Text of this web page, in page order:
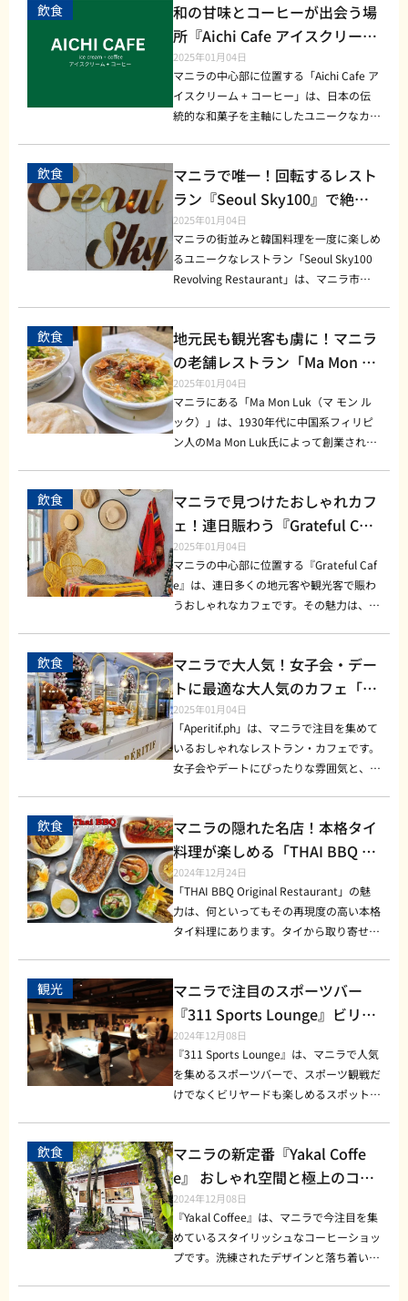
飲食
和の甘味とコーヒーが出会う場
所『Aichi Cafe アイスクリーム
+ コーヒー』マニラで話題の人
気店
2025年01月04日
マニラの中心部に位置する「Aichi Cafe ア
イスクリーム + コーヒー」は、日本の伝
統的な和菓子を主軸にしたユニークなカフ
元住民や観光客から注目を集めています。
「和菓子は特別なもの」という固定概念を
覆し、日常的に楽しめる形で提供している
点が、Aichi Cafeの最大の魅力です。 注目
の和菓子メニューとおすすめポイント Aic
hi Cafeでは、さまざまな和菓子を現地で
スです。 団子 みたらしや抹茶など、さま
ざまな味を選べる団子は、おやつにぴった
ミーなミルクが絶妙に調和しています。
リーズナブルな価格帯 和菓子は1品約100
ペソ～200ペソ、ドリンクは約100ペソ～1
手頃さが、日常的に利用できるカジュアル
さを生んでいます。朝のコーヒーブレイク
や午後のティータイム、友人との談笑な
ど、さまざまなシーンで利用されていま
す。 基本情報—営業時間や所在地 [営業時
hp?id=61551545192985 まとめ Aichi Caf
e アイスクリーム + コーヒーは、日本の和
菓子とコーヒーを融合させた特別な空間で
す。日常の喧騒から離れて和の甘味と本格
的なコーヒーを楽しむ時間は、心と体を癒
してくれることでしょう。マニラを訪れた
際には、ぜひ足を運んでみてください。
弊社ではフィリピンでのお困りごとなどに
対応しています。 お困りの際は、LINEに
飲食
マニラで唯一！回転するレスト
ラン『Seoul Sky100』で絶景
と韓国料理を堪能しよう
2025年01月04日
マニラの街並みと韓国料理を一度に楽しめ
るユニークなレストラン「Seoul Sky100
Revolving Restaurant」は、マニラ市内
設計で、ゆっくりと動きながら周囲の景色
を楽しむことができます。高層階に位置す
るため、昼間は明るい街並み、夜はきらめ
く夜景が広がり、どの時間帯でも感動的な
眺めが味わえます。特にカップルや家族連
れに人気で、誕生日や記念日などの特別な
眺めながらの食事は、他では得られない特
別な体験になるでしょう。 回転レストラ
ンで味わう絶景と特別なひととき Seoul S
ky100の最大の魅力は、その回転する仕組
み。約90分かけて1周するため、ゆったり
と景色を楽しむことができ、食事をしなが
眺められるという贅沢さが特徴です。昼間
は遠くまで見渡せるパノラマビューが広が
り、夕方はサンセットの美しさが格別。そ
して夜はきらびやかな夜景がロマンチック
な雰囲気を演出します。一度の訪問で異な
る表情のマニラを楽しむことができるの
テーマは本格的な韓国料理。厳選された食
材を使用し、伝統的な味わいとモダンなア
レンジを融合させたメニューが並びます。
特に人気のメニューは、韓国の焼肉セット
や、スープ料理であるサムゲタン。さら
に、ビビンバやプルコギなどの定番メニュ
ーも充実しています。 また、シェフの特
製デザートや韓国茶も試す価値がありま
す。料理と一緒に提供される韓国の伝統的
とで、一層特別な食事体験が可能です。
ベジタリアン向けのオプションや、フィリ
ピン料理とのフュージョンメニューもある
ので、幅広い好みに対応している点も見逃
せません。 訪れる前に知りたい基本情報
[営業時間] 11:00～22:00（最終入店 21:0
0） [価格帯] 1,000～2,500フィリピンペソ
SeoulSkyRestaurant/ まとめ 「Seoul Sky
100 Revolving Restaurant」は、マニラ
で唯一の回転するレストランという特別感
に加え、本格的な韓国料理と美しい景色を
一度に楽しめる場所です。どの時間帯でも
異なる魅力を持ち、家族や友人、恋人との
飲食
地元民も観光客も虜に！マニラ
の老舗レストラン「Ma Mon Lu
k」の魅力
2025年01月04日
マニラにある「Ma Mon Luk（マ モン ル
ック）」は、1930年代に中国系フィリピ
ン人のMa Mon Luk氏によって創業された
や、大きくてふわふわな「シオパオ（Siop
ao）」で知られています。 その独特の味
わいとリーズナブルな価格から、地元の
人々や観光客まで幅広い層に愛されていま
す。 創業当初、Ma Mon Luk氏は街中を歩
きながらマミーを販売していたそうです。
長しました。創業者のストーリーがそのま
まお店のブランドとなり、地元の人々に深
く愛され続けています。 おすすめメニュ
ーのご紹介 マミー（Mami） 鶏がらベー
スのスープに卵麺が絡む一品。ほのかに甘
みのあるスープと、柔らかいチャーシュー
り、満足感抜群です。 シオパオ（Siopa
o） 中に豚肉のあんがぎっしり詰まった中
華風蒸しパン。サイズは大きめで、軽食と
しても食べ応えがあります。フィリピン特
有の甘辛い味付けが、何度でも食べたくな
る美味しさを引き出しています。 店内の
さを感じさせる空間です。テーブル席が広
く配置されており、家族連れでも利用しや
すいのが特徴です。スタッフはフレンドリ
ーで効率的。ローカル感を味わいながら気
軽に食事を楽しめるのも魅力の一つです。
営業時間と価格帯 [営業時間] 10:00-21:00
[価格帯] 一皿150ペソ〜 [Facebook] http
s://www.facebook.com/p/mamonlukoffi
cial-100063778908420/ Ma Mon Lukが長
続ける理由は、その「変わらない味」と
「人々の記憶に残る存在感」です。お店が
創業当初から守り続けている秘伝のレシピ
は、世代を超えて支持されています。ま
た、シンプルでありながら深みのある料理
は、フィリピンの食文化を象徴する存在と
なっています。 さらに、価格がリーズナ
飲食
マニラで見つけたおしゃれカフ
ェ！連日賑わう『Grateful Caf
e』の魅力
2025年01月04日
マニラの中心部に位置する『Grateful Caf
e』は、連日多くの地元客や観光客で賑わ
うおしゃれなカフェです。その魅力は、一
にあります。 「Grateful（感謝）」という
名前の通り、このカフェは訪れる人々に感
謝と心地よさを提供することをコンセプト
に運営されています。地元の若者から家族
連れまで幅広い層に人気で、特別なひとと
きを過ごしたい方には最適な場所です。
えするカラフルなデザインが特徴的です。
壁には地元アーティストによる手描きのア
ートが飾られ、ウッド素材を基調とした家
具がナチュラルな暖かさを醸し出していま
す。 また、屋外席も用意されており、自
然光の下でリラックスしながら過ごすこと
プされる店内は、ロマンチックな雰囲気を
演出してくれます。家族や友人との団欒だ
けでなく、カップルでのデートにも最適な
空間です。 おすすめメニューの紹介 ・シ
グネチャーブレンドコーヒー（150ペソ
～） 丁寧に抽出されたコーヒーは、香り
ルシー志向の方におすすめ。熟成アボカド
とクリスピーブレッドが絶妙にマッチ。
・グレイトフルサラダ（320ペソ） カラフ
ルな野菜と特製ドレッシングで仕上げた人
気の一品。 ・ブルーベリーチーズケーキ
（200ペソ） デザート好き必見！濃厚なチ
ーズとブルーベリーの甘酸っぱさが絶妙で
す。 ドリンクには、自家製フルーツスム
ージーやレモネードも充実しており、暑い
飲食
マニラで大人気！女子会・デー
トに最適な大人気のカフェ「Ap
eritif.ph」の魅力とは？
2025年01月04日
「Aperitif.ph」は、マニラで注目を集めて
いるおしゃれなレストラン・カフェです。
女子会やデートにぴったりな雰囲気と、多
たい」という方々にぴったりのお店で、居
心地の良い空間と洗練されたサービスが特
徴です。 おしゃれな雰囲気が魅力の店内
デザイン 店内はヨーロピアンスタイルを
基調としたエレガントなデザイン。 花々
で装飾された天井や壁がフォトジェニック
た照明が心地よい雰囲気を演出。特に週末
は、おしゃれな雰囲気を楽しみたいカップ
ルやグループで賑わいます。 見た目も楽
しめる多彩なメニュー 「Aperitif.ph」のメ
ニューは、見た目にも美しい料理が揃って
います。以下は特におすすめの一品です。
ラッカー、チーズ、シャルキュトリーを盛
り合わせた贅沢なプレート。 ・デザート
プレート SNS映え間違いなしのケーキや
ジェラートを含むスイーツ盛り合わせ。
・クラシックワインペアリング 軽いおつ
てくれます。 特別なイベントにも対応す
飲食
マニラの隠れた名店！本格タイ
料理が楽しめる「THAI BBQ Or
iginal Restaurant」
2024年12月24日
「THAI BBQ Original Restaurant」の魅
力は、何といってもその再現度の高い本格
タイ料理にあります。タイから取り寄せた
タイの伝統的な装飾が施され、食事を楽し
みながら異国情緒を感じられる雰囲気が魅
力的です。 また、フレンドリーなスタッ
フの丁寧な接客も人気の理由の一つです。
特に「タイBBQ」と銘打っているだけあ
り、タイの屋台で定番のグリル料理を日本
です。 おすすめメニューの紹介 ガイヤー
ン（鶏の炭火焼き） 柔らかくジューシー
な鶏肉に、特製タレを絡めた一品。タイの
定番メニューで、 辛味と甘味が絶妙に絡
み合う味わいです。 トムヤムクン タイ料
理を語る上で外せない、エビのスパイシー
一口ごとに癖になる味わいです。 パッタ
観光
マニラで注目のスポーツバー
『311 Sports Lounge』ビリヤ
ードも食事も！
2024年12月08日
『311 Sports Lounge』は、マニラで人気
を集めるスポーツバーで、スポーツ観戦だ
けでなくビリヤードも楽しめるスポットと
るこのラウンジは、友人同士や会社帰りの
仲間、さらには旅行中の観光客にも大人気
です。落ち着いたおしゃれな空間と、ワク
ワクするようなエンターテイメント性を兼
ね備えています。特に、ビリヤードに力を
入れている点が他のスポーツバーと異なる
飲食
マニラの新定番『Yakal Coffe
e』 おしゃれ空間と極上のコー
ヒーで注目を集める人気カフェ
2024年12月08日
『Yakal Coffee』は、マニラで今注目を集
めているスタイリッシュなコーヒーショッ
プです。洗練されたデザインと落ち着いた